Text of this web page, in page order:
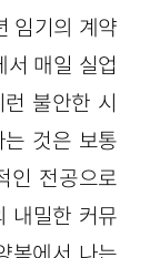
임기의 계약
서 매일 실업
불안한 시
것은 보통
인 전공으로
내밀한 커뮤